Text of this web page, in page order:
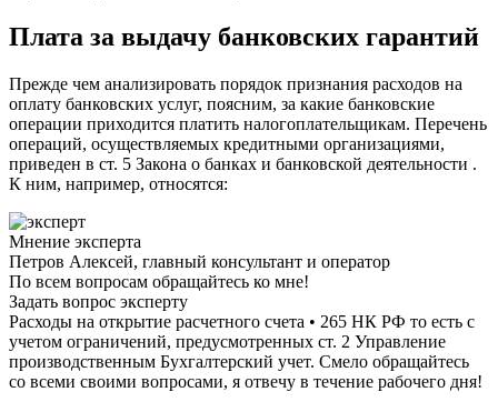
Плата за выдачу банковских гарантий
Прежде чем анализировать порядок признания расходов на
оплату банковских услуг, поясним, за какие банковские
операции приходится платить налогоплательщикам. Перечень
операций, осуществляемых кредитными организациями,
приведен в ст. 5 Закона о банках и банковской деятельности .
К ним, например, относятся:
Мнение эксперта
Петров Алексей, главный консультант и оператор
По всем вопросам обращайтесь ко мне!
Задать вопрос эксперту
Расходы на открытие расчетного счета • 265 НК РФ то есть с
учетом ограничений, предусмотренных ст. 2 Управление
производственным Бухгалтерский учет. Смело обращайтесь
со всеми своими вопросами, я отвечу в течение рабочего дня!